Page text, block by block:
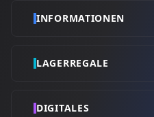
INFORMATIONEN
LAGERREGALE
DIGITALES